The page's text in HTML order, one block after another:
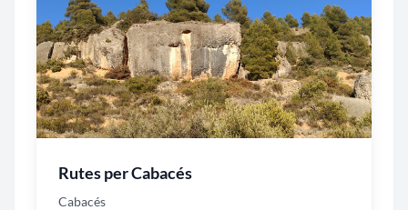
Rutes per Cabacés
Cabacés